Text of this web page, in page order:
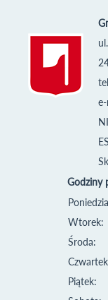
Godziny
Wtorek:
Środa:
Piątek: